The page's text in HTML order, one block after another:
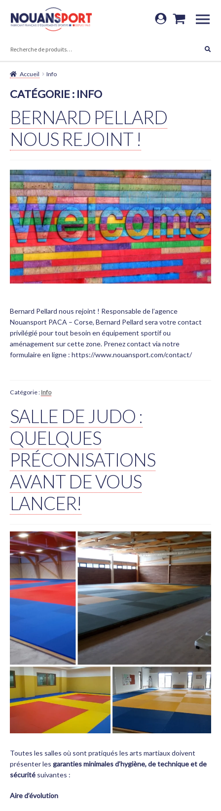
Aller
Aller
Accueil Info
CATÉGORIE : INFO
BERNARD PELLARD
NOUS REJOINT !
Bernard Pellard nous rejoint ! Responsable de l’agence
Nouansport PACA – Corse, Bernard Pellard sera votre contact
privilégié pour tout besoin en équipement sportif ou
aménagement sur cette zone. Prenez contact via notre
formulaire en ligne : https://www.nouansport.com/contact/
Catégorie : Info
SALLE DE JUDO :
QUELQUES
PRÉCONISATIONS
AVANT DE VOUS
LANCER!
Toutes les salles où sont pratiqués les arts martiaux doivent
présenter les garanties minimales d’hygiène, de technique et de
sécuritésuivantes :
Aire d’évolution